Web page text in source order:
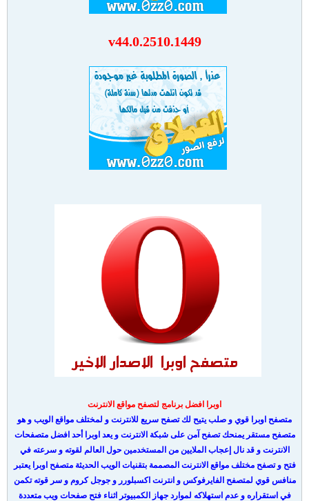
v44.0.2510.1449
اوبرا افضل برنامج لتصفح مواقع الانترنت
متصفح اوبرا قوي و صلب يتيح لك تصفح سريع للانترنت و لمختلف مواقع الويب و هو
متصفح مستقر يمنحك تصفح آمن على شبكة الانترنت و يعد اوبرا أحد افضل متصفحات
الانترنت و قد نال إعجاب الملايين من المستخدمين حول العالم لقوته و سرعته في
فتح و تصفح مختلف مواقع الانترنت المصممة بتقنيات الويب الحديثة متصفح اوبرا يعتبر
منافس قوي لمتصفح الفايرفوكس و انترنت اكسبلورر و جوجل كروم و سر قوته تكمن
في استقراره و عدم استهلاكه لموارد جهاز الكمبيوتر اثناء فتح صفحات ويب متعددة